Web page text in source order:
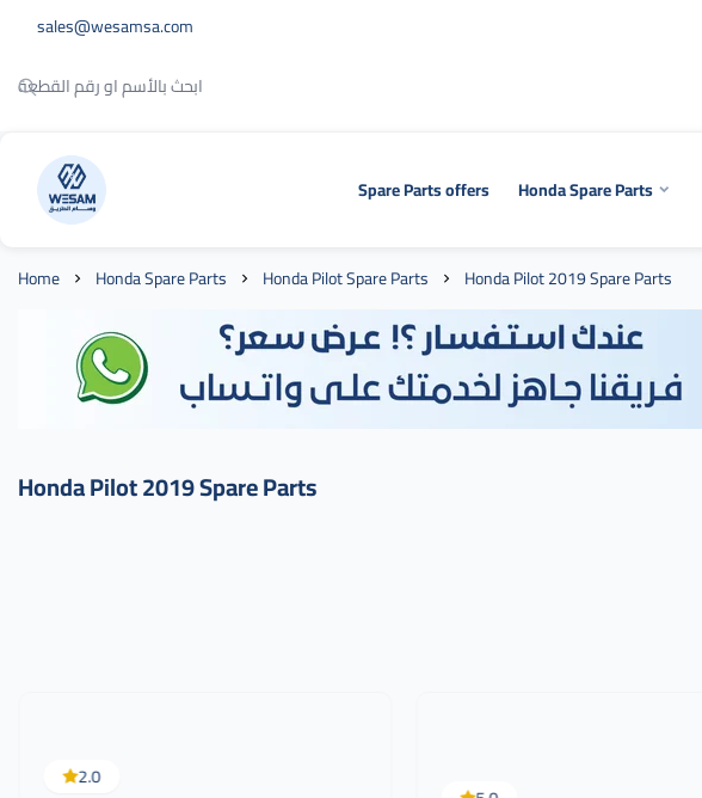
sales@wesamsa.com
وسام الطريق Spare Parts offers Honda Spare Parts
Home Honda Spare Parts Honda Pilot Spare Parts Honda Pilot 2019 Spare Parts
Honda Pilot 2019 Spare Parts
2.0